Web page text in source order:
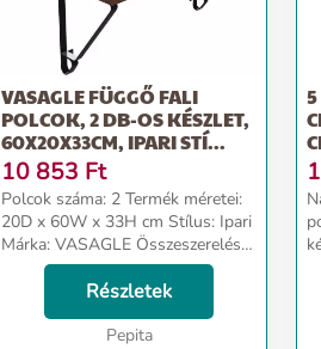
VASAGLE FÜGGŐ FALI
POLCOK, 2 DB-OS KÉSZLET,
60X20X33CM, IPARI STÍ...
10 853 Ft
Polcok száma: 2 Termék méretei:
20D x 60W x 33H cm Stílus: Ipari
Márka: VASAGLE Összeszerelés
szükséges: Igen A cikkről
MAXIMÁLIS HELY: Ezekkel a fali
polcokkal az üres falat
fantasztikus hellyé al...
Részletek
Pepita